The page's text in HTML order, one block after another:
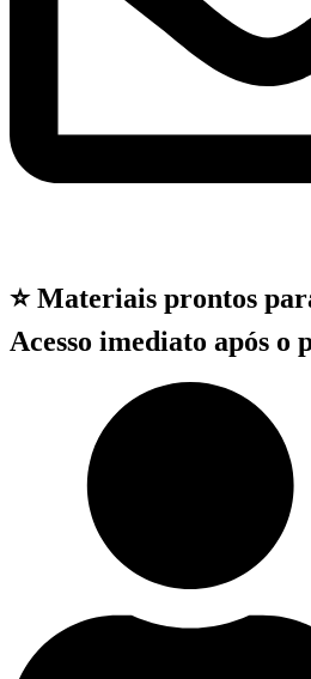
⭐ Materiais prontos
Acesso imediato após o